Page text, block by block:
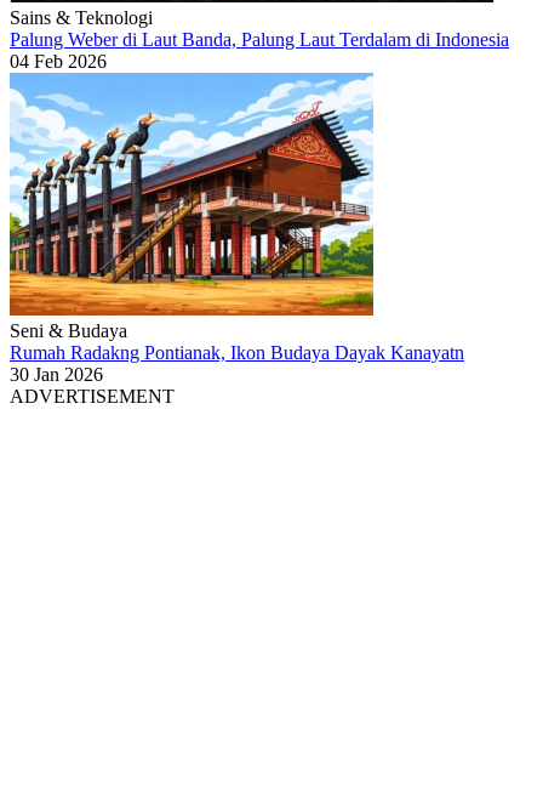
Sains & Teknologi
Palung Weber di Laut Banda, Palung Laut Terdalam di Indonesia
04 Feb 2026
Seni & Budaya
Rumah Radakng Pontianak, Ikon Budaya Dayak Kanayatn
30 Jan 2026
ADVERTISEMENT